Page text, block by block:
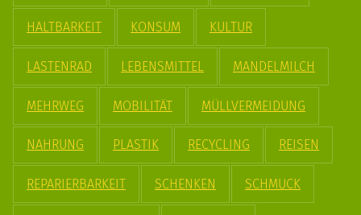
HALTBARKEIT KONSUM KULTUR
LASTENRAD LEBENSMITTEL MANDELMILCH
MEHRWEG MOBILITÄT MÜLLVERMEIDUNG
NAHRUNG PLASTIK RECYCLING REISEN
REPARIERBARKEIT SCHENKEN SCHMUCK